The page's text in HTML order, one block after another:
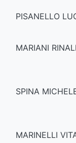
PISANELLO
MARIANI
SPINA
MARINELLI